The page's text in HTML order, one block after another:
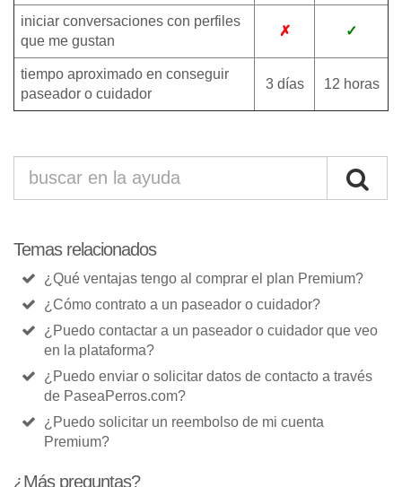
iniciar conversaciones con perfiles
que me gustan
✗ ✓
tiempo aproximado en conseguir
paseador o cuidador
3 días 12 horas
Temas relacionados
¿Qué ventajas tengo al comprar el plan Premium?
¿Cómo contrato a un paseador o cuidador?
¿Puedo contactar a un paseador o cuidador que veo
en la plataforma?
¿Puedo enviar o solicitar datos de contacto a través
de PaseaPerros.com?
¿Puedo solicitar un reembolso de mi cuenta
Premium?
¿Más preguntas?